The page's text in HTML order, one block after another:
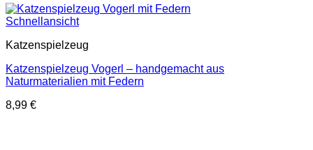
Schnellansicht
Katzenspielzeug
Katzenspielzeug Vogerl – handgemacht aus
Naturmaterialien mit Federn
8,99 €